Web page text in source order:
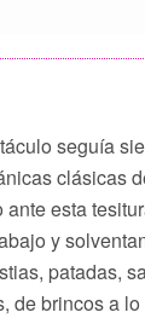
seguía
clásicas
esta
y
patadas,
de brincos a